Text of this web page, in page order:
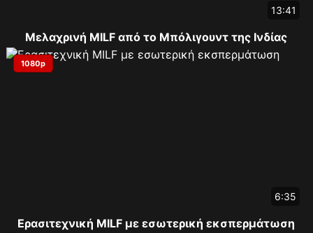
13:41
Μελαχρινή MILF από το Μπόλιγουντ της Ινδίας
1080p
6:35
Ερασιτεχνική MILF με εσωτερική εκσπερμάτωση